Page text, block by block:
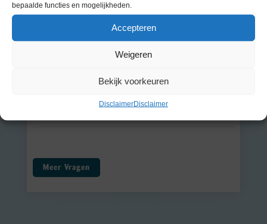
bepaalde functies en mogelijkheden.
Accepteren
Weigeren
Bekijk voorkeuren
DisclaimerDisclaimer
TRANSPIRANT?
Meer Vragen